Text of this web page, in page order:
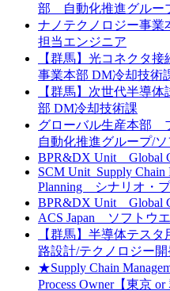
部 自動化推進グルー
ナノテクノロジー事業
担当エンジニア
【群馬】光コネクタ
事業本部 DM冷却技術
【群馬】次世代半導
部 DM冷却技術課
グローバル生産本部
自動化推進グループ/
BPR&DX Unit Global
SCM Unit_Supply Chain
Planning シナリオ・
BPR&DX Unit Global
ACS Japan ソフトウ
【群馬】半導体テス
路設計/テクノロジー
★Supply Chain
Process Owner【東京